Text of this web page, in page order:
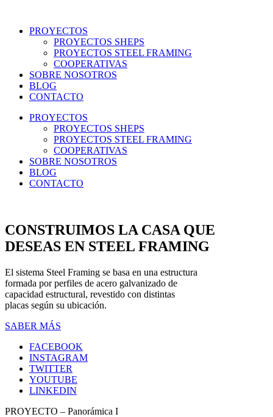
PROYECTOS
PROYECTOS SHEPS
PROYECTOS STEEL FRAMING
COOPERATIVAS
SOBRE NOSOTROS
BLOG
CONTACTO
PROYECTOS
PROYECTOS SHEPS
PROYECTOS STEEL FRAMING
COOPERATIVAS
SOBRE NOSOTROS
BLOG
CONTACTO
CONSTRUIMOS LA CASA QUE
DESEAS EN STEEL FRAMING
El sistema Steel Framing se basa en una estructura
formada por perfiles de acero galvanizado de
capacidad estructural, revestido con distintas
placas según su ubicación.
SABER MÁS
FACEBOOK
INSTAGRAM
TWITTER
YOUTUBE
LINKEDIN
PROYECTO – Panorámica I